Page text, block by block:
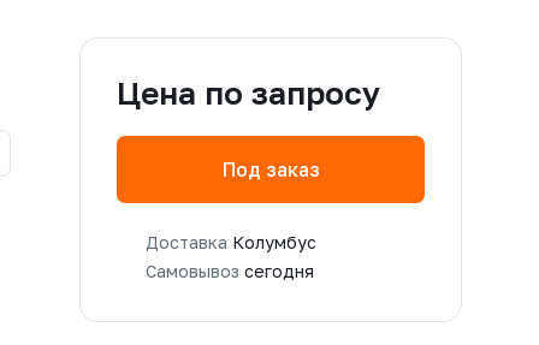
Цена по запросу
Под заказ
Доставка Колумбус
Самовывоз сегодня